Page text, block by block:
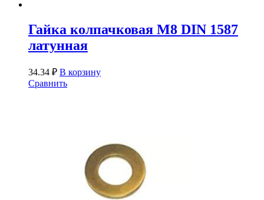
Гайка колпачковая М8 DIN 1587
латунная
34.34 ₽ В корзину
Сравнить